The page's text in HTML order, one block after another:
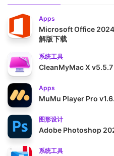
Apps
Microsoft Office 2024
解版下载
系统工具
CleanMyMac X v5.5.7
Apps
MuMu Player Pro
图形设计
Adobe Photoshop
系统工具